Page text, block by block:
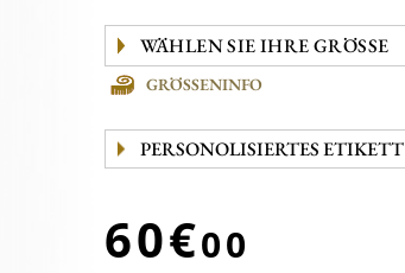
GRÖSSENINFO
PERSONOLISIERTES ETIKETT
60€00